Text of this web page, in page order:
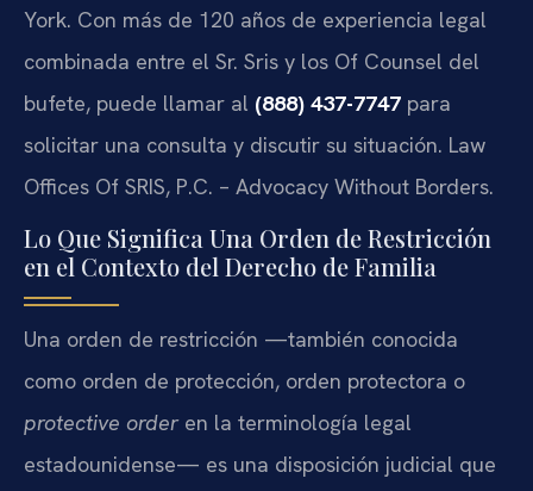
York. Con más de 120 años de experiencia legal
combinada entre el Sr. Sris y los Of Counsel del
bufete, puede llamar al (888) 437-7747 para
solicitar una consulta y discutir su situación. Law
Offices Of SRIS, P.C. – Advocacy Without Borders.
Lo Que Significa Una Orden de Restricción
en el Contexto del Derecho de Familia
Una orden de restricción —también conocida
como orden de protección, orden protectora o
protective orderen la terminología legal
estadounidense— es una disposición judicial que